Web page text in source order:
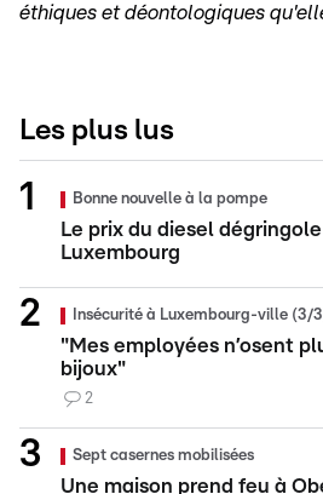
éthiques et déontologiques
Les plus lus
Bonne nouvelle à la pompe
Le prix du diesel
Luxembourg
Insécurité à Luxembourg-ville (3/
"Mes employées n’osent
bijoux"
2
Sept casernes mobilisées
Une maison prend feu à